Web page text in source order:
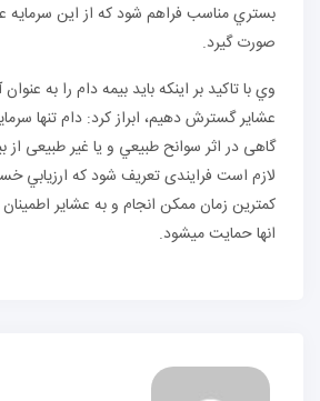
بستري مناسب فراهم شود که از این سرمايه
صورت گیرد.
وي با تاکید بر اینکه باید بيمه دام را به
عشاير گسترش دهیم، ابراز کرد: دام تنها
گاهی در اثر سوانح طبيعي و یا غیر طبیعی از
لازم است فرایندی تعریف شود که ارزيابي
کمترین زمان ممکن انجام و به عشاير
انها حمایت میشود.